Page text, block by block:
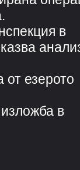
в
езерото
в